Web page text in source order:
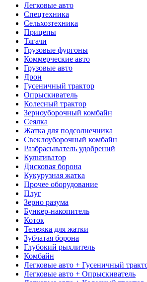
Легковые авто
Спецтехника
Сельхозтехника
Прицепы
Тягачи
Грузовые фургоны
Коммерческие авто
Грузовые авто
Дрон
Гусеничный трактор
Опрыскиватель
Колесный трактор
Зерноуборочный комбайн
Сеялка
Жатка для подсолнечника
Свеклоуборочный комбайн
Разбрасыватель удобрений
Культиватор
Дисковая борона
Кукурузная жатка
Прочее оборудование
Плуг
Зерно разума
Бункер-накопитель
Коток
Тележка для жатки
Зубчатая борона
Глубокий рыхлитель
Комбайн
Легковые авто + Гусеничный
Легковые авто + Опрыскиватель